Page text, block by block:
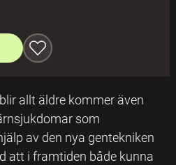
allt äldre kommer även
som
av den nya gentekniken
att i framtiden både kunna